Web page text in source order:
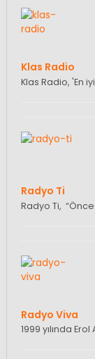
Klas Radio
Klas Radio, 'En
Radyo Ti
Radyo Ti, “Önce
Radyo Viva
1999 yılında